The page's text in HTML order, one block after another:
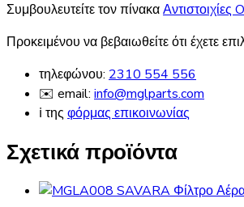
Συμβουλευτείτε τον πίνακαΑντιστοιχίες
Προκειμένου να βεβαιωθείτε ότι έχετε
τηλεφώνου: 2310 554 556
✉️ email: info@mglparts.com
ℹ️ της φόρμας επικοινωνίας
Σχετικά προϊόντα